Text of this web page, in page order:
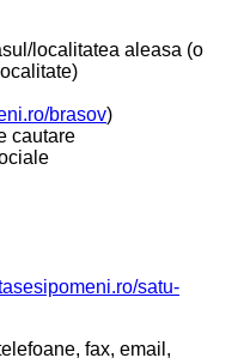
localitatea aleasa (o
brasov)
cautare
satu-
fax, email,